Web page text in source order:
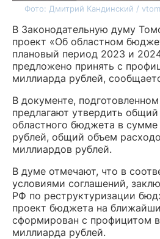
Фото: Дмитрий Кандинский /
В Законодательную думу
проект «Об областном
плановый период 2023 и
предложено принять с
миллиарда рублей,
В документе,
предлагают утвердить
областного бюджета в
рублей, общий объем
миллиардов рублей.
В думе отмечают, что в
условиями соглашений,
РФ по реструктуризации
проект бюджета на
сформирован с профицитом
миллиарда рублей.